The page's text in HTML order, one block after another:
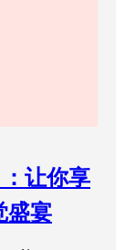
让你享
盛宴